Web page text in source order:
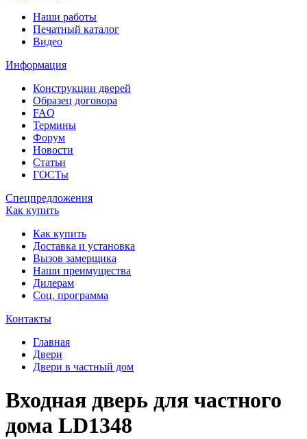
Наши работы
Печатный каталог
Видео
Информация
Конструкции дверей
Образец договора
FAQ
Термины
Форум
Новости
Статьи
ГОСТы
Спецпредложения
Как купить
Как купить
Доставка и установка
Вызов замерщика
Наши преимущества
Дилерам
Соц. программа
Контакты
Главная
Двери
Двери в частный дом
Входная дверь для частного
дома LD1348